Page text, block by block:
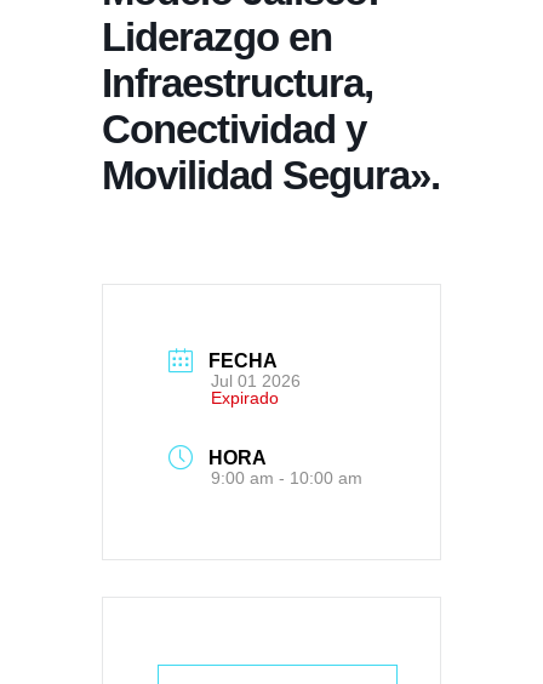
Liderazgo en
Infraestructura,
Conectividad y
Movilidad Segura».
FECHA
Jul 01 2026
Expirado
HORA
9:00 am - 10:00 am